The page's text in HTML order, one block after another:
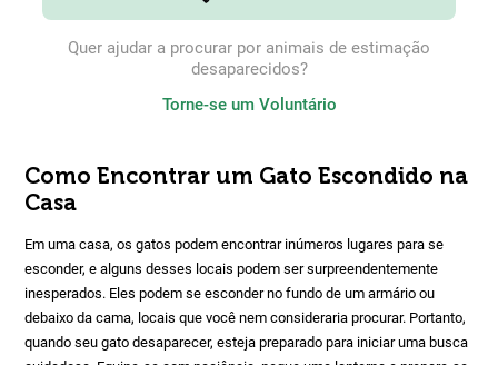
Quer ajudar a procurar por animais de estimação
desaparecidos?
Torne-se um Voluntário
Como Encontrar um Gato Escondido na
Casa
Em uma casa, os gatos podem encontrar inúmeros lugares para se
esconder, e alguns desses locais podem ser surpreendentemente
inesperados. Eles podem se esconder no fundo de um armário ou
debaixo da cama, locais que você nem consideraria procurar. Portanto,
quando seu gato desaparecer, esteja preparado para iniciar uma busca